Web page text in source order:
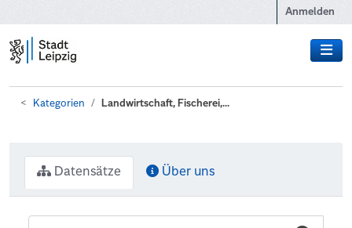
Anmelden
Kategorien Landwirtschaft, Fischerei,...
Datensätze Über uns